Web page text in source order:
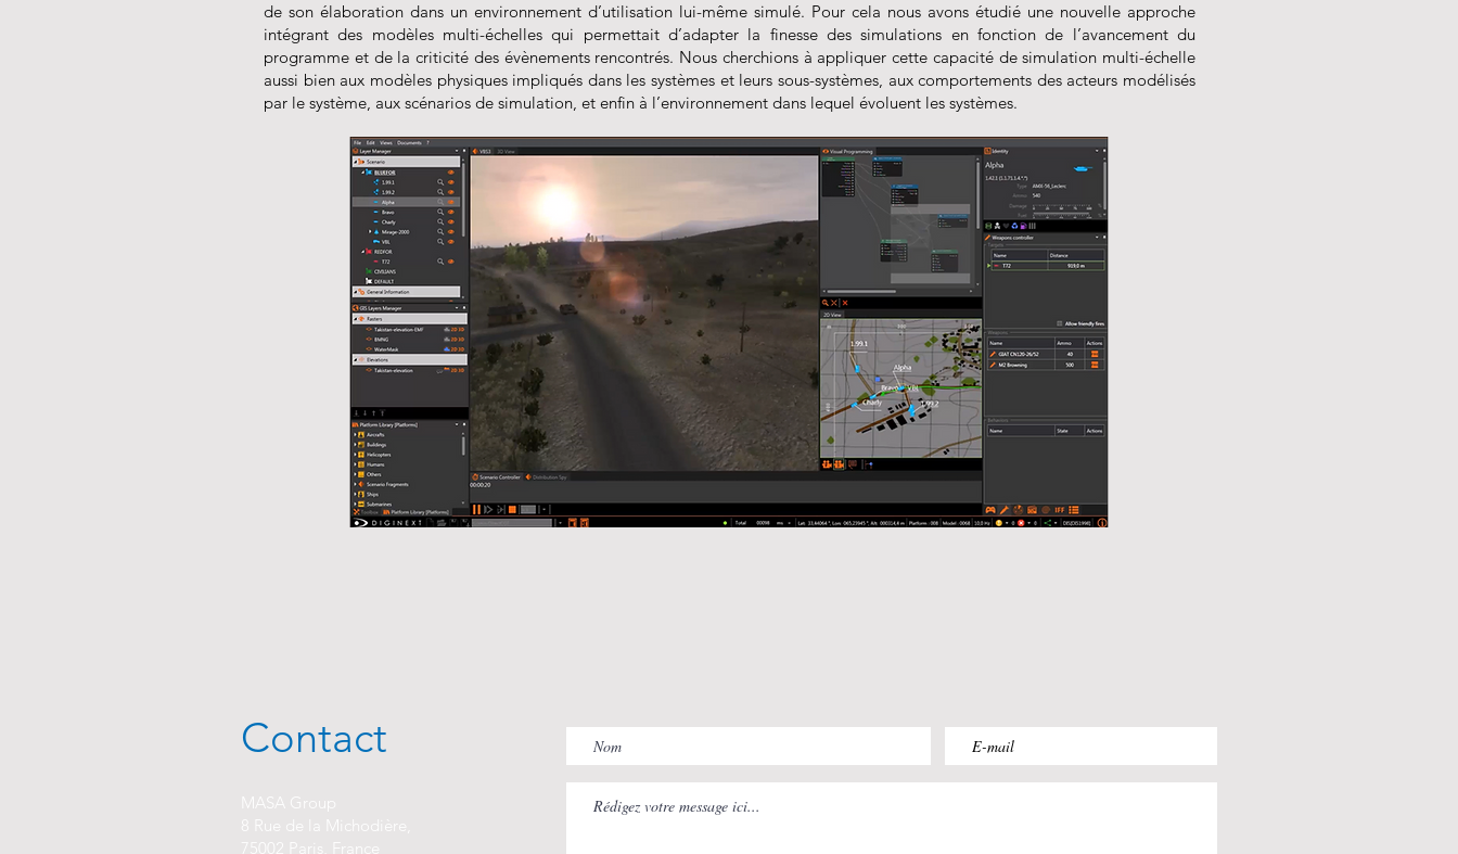
de son élaboration dans un environnement d’utilisation lui-même simulé. Pour cela nous avons étudié une nouvelle approche
intégrant des modèles multi-échelles qui permettait d’adapter la finesse des simulations en fonction de l’avancement du
programme et de la criticité des évènements rencontrés. Nous cherchions à appliquer cette capacité de simulation multi-échelle
aussi bien aux modèles physiques impliqués dans les systèmes et leurs sous-systèmes, aux comportements des acteurs modélisés
par le système, aux scénarios de simulation, et enfin à l’environnement dans lequel évoluent les systèmes.
Contact
MASA Group
8 Rue de la Michodière,
75002 Paris, France